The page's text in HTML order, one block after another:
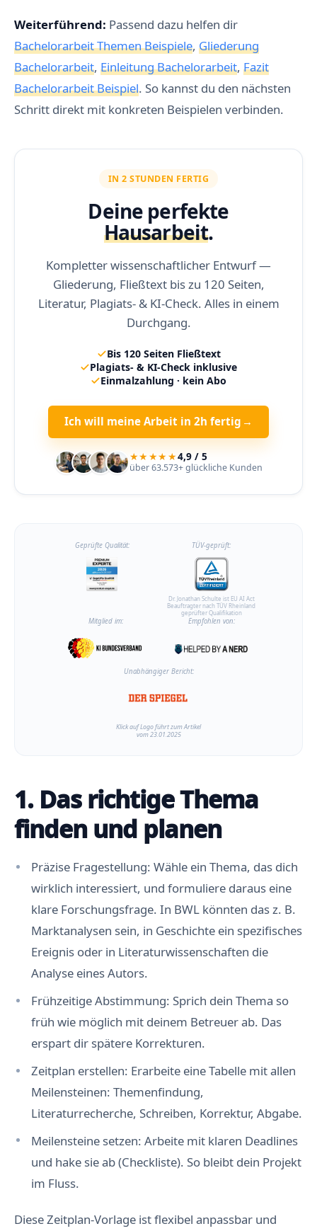
Weiterführend: Passend dazu helfen dir
Bachelorarbeit Themen Beispiele, Gliederung
Bachelorarbeit, Einleitung Bachelorarbeit, Fazit
Bachelorarbeit Beispiel. So kannst du den nächsten
Schritt direkt mit konkreten Beispielen verbinden.
IN 2 STUNDEN FERTIG
Deine perfekte
Hausarbeit.
Kompletter wissenschaftlicher Entwurf —
Gliederung, Fließtext bis zu 120 Seiten,
Literatur, Plagiats- & KI-Check. Alles in einem
Durchgang.
Bis 120 Seiten Fließtext
Plagiats- & KI-Check inklusive
Einmalzahlung · kein Abo
Ich will meine Arbeit in 2h fertig →
★★★★★4,9 / 5
über 63.573+ glückliche Kunden
Geprüfte Qualität: TÜV-geprüft:
Dr. Jonathan Schulte ist EU AI Act
Beauftragter nach TÜV Rheinland
geprüfter Qualifikation
Mitglied im: Empfohlen von:
Unabhängiger Bericht:
Klick auf Logo führt zum Artikel
vom 23.01.2025
1. Das richtige Thema
finden und planen
Präzise Fragestellung: Wähle ein Thema, das dich
wirklich interessiert, und formuliere daraus eine
klare Forschungsfrage. In BWL könnten das z. B.
Marktanalysen sein, in Geschichte ein spezifisches
Ereignis oder in Literaturwissenschaften die
Analyse eines Autors.
Frühzeitige Abstimmung: Sprich dein Thema so
früh wie möglich mit deinem Betreuer ab. Das
erspart dir spätere Korrekturen.
Zeitplan erstellen: Erarbeite eine Tabelle mit allen
Meilensteinen: Themenfindung,
Literaturrecherche, Schreiben, Korrektur, Abgabe.
Meilensteine setzen: Arbeite mit klaren Deadlines
und hake sie ab (Checkliste). So bleibt dein Projekt
im Fluss.
Diese Zeitplan-Vorlage ist flexibel anpassbar und